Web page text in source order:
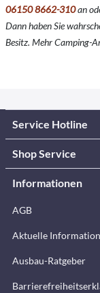
06150 8662-310an
Dann haben Sie
Besitz. Mehr Camping-
Service Hotline
Shop Service
Informationen
AGB
Aktuelle
Ausbau-Ratgeber